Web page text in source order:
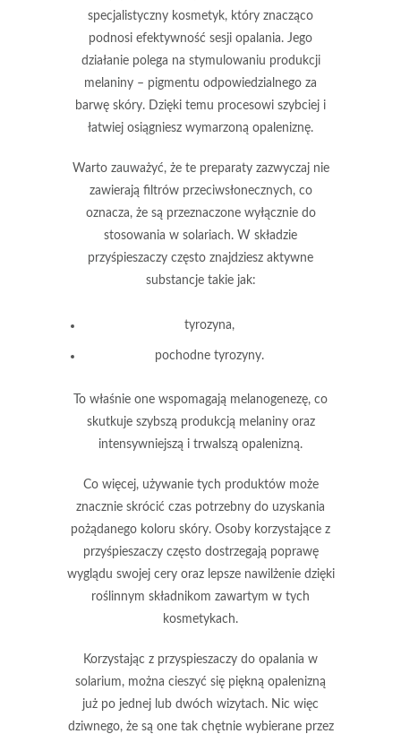
specjalistyczny kosmetyk, który znacząco
podnosi efektywność sesji opalania. Jego
działanie polega na stymulowaniu produkcji
melaniny – pigmentu odpowiedzialnego za
barwę skóry. Dzięki temu procesowi szybciej i
łatwiej osiągniesz wymarzoną opaleniznę.
Warto zauważyć, że te preparaty zazwyczaj nie
zawierają filtrów przeciwsłonecznych, co
oznacza, że są przeznaczone wyłącznie do
stosowania w solariach. W składzie
przyśpieszaczy często znajdziesz aktywne
substancje takie jak:
tyrozyna,
pochodne tyrozyny.
To właśnie one wspomagają melanogenezę, co
skutkuje szybszą produkcją melaniny oraz
intensywniejszą i trwalszą opalenizną.
Co więcej, używanie tych produktów może
znacznie skrócić czas potrzebny do uzyskania
pożądanego koloru skóry. Osoby korzystające z
przyśpieszaczy często dostrzegają poprawę
wyglądu swojej cery oraz lepsze nawilżenie dzięki
roślinnym składnikom zawartym w tych
kosmetykach.
Korzystając z przyspieszaczy do opalania w
solarium, można cieszyć się piękną opalenizną
już po jednej lub dwóch wizytach. Nic więc
dziwnego, że są one tak chętnie wybierane przez